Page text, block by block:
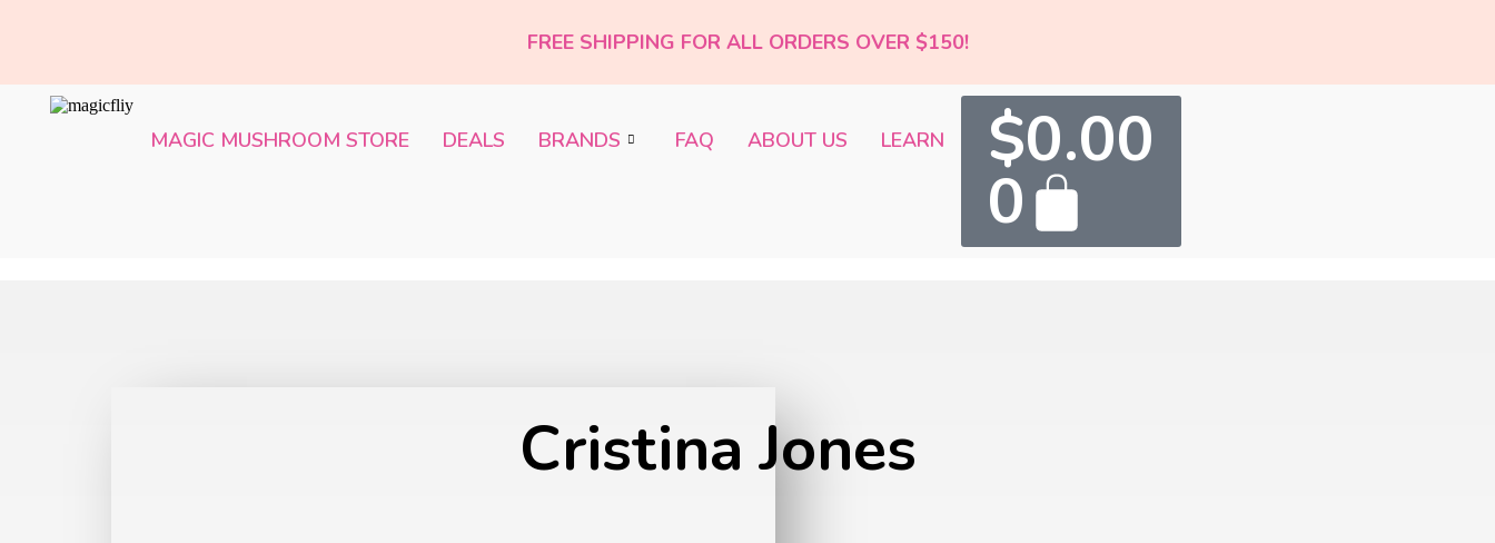
FREE SHIPPING FOR ALL ORDERS OVER $150!
MAGIC MUSHROOM STORE DEALS BRANDS FAQ ABOUT US LEARN $0.00
0
Cristina Jones